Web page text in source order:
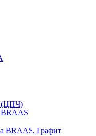
(ЦПЧ)
BRAAS
BRAAS, Графит